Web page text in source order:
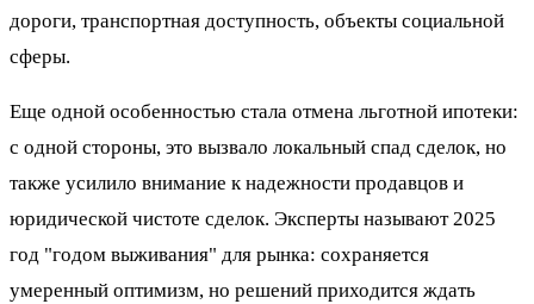
дороги, транспортная доступность, объекты социальной
сферы.
Еще одной особенностью стала отмена льготной ипотеки:
с одной стороны, это вызвало локальный спад сделок, но
также усилило внимание к надежности продавцов и
юридической чистоте сделок. Эксперты называют 2025
год "годом выживания" для рынка: сохраняется
умеренный оптимизм, но решений приходится ждать